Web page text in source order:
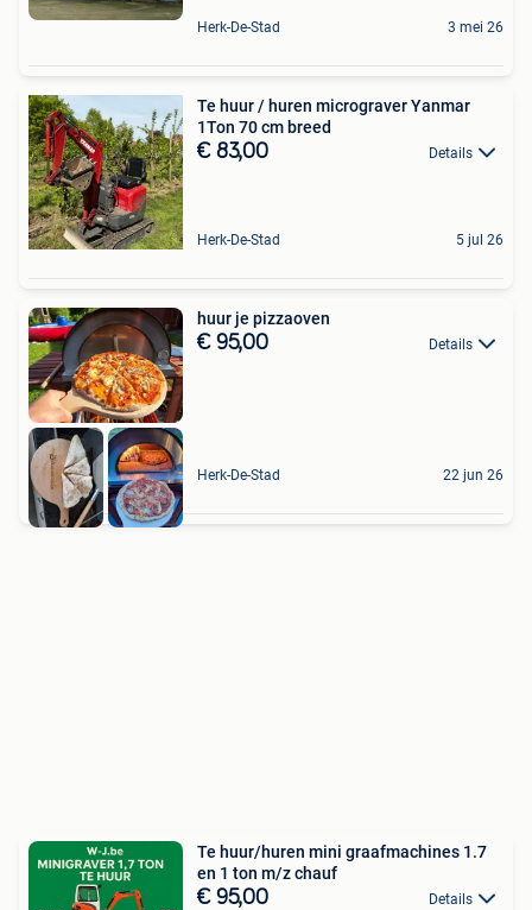
Herk-De-Stad 3 mei 26
Te huur / huren micrograver Yanmar
1Ton 70 cm breed
€ 83,00 Details
Herk-De-Stad 5 jul 26
huur je pizzaoven
€ 95,00 Details
Herk-De-Stad 22 jun 26
Te huur/huren mini graafmachines 1.7
en 1 ton m/z chauf
€ 95,00 Details